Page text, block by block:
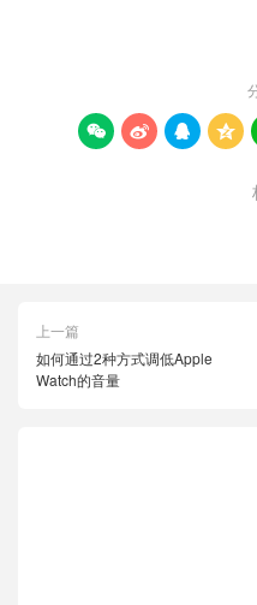
   
上一篇
如何通过2种方式调低Apple
Watch的音量